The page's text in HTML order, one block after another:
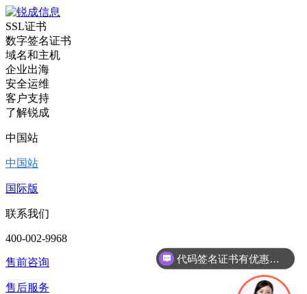
SSL证书
数字签名证书
域名和主机
企业出海
安全运维
客户支持
了解锐成
中国站
中国站
国际版
联系我们
400-002-9968
售前咨询
售后服务